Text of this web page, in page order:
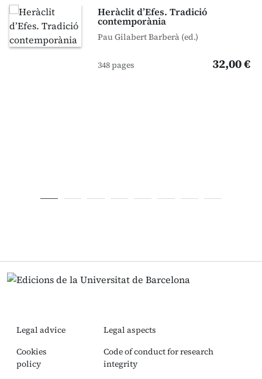
Heràclit d’Efes. Tradició
contemporània
Pau Gilabert Barberà (ed.)
348 pages 32,00 €
Legal advice
Cookies
policy
Legal aspects
Code of conduct for research
integrity